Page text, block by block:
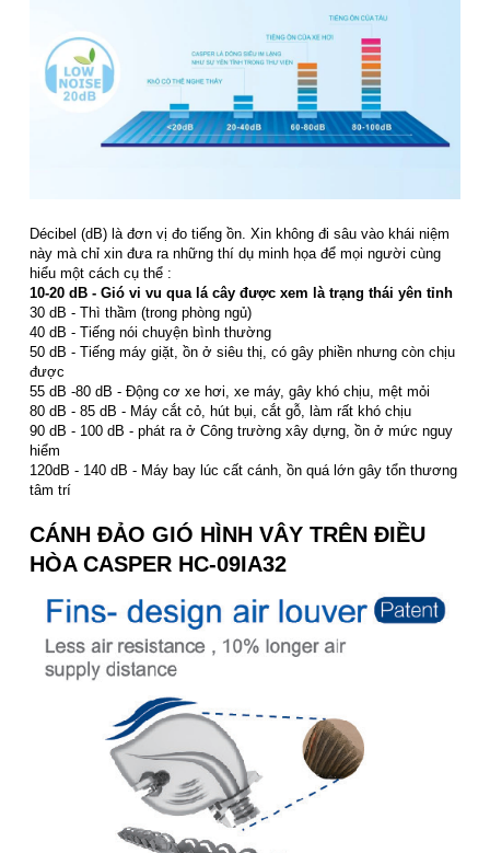
Décibel (dB) là đơn vị đo tiếng ồn. Xin không đi sâu vào khái niệm
này mà chỉ xin đưa ra những thí dụ minh họa để mọi người cùng
hiểu một cách cụ thể :
10-20 dB - Gió vi vu qua lá cây được xem là trạng thái yên tỉnh
30 dB - Thì thầm (trong phòng ngủ)
40 dB - Tiếng nói chuyện bình thường
50 dB - Tiếng máy giặt, ồn ở siêu thị, có gây phiền nhưng còn chịu
được
55 dB -80 dB - Động cơ xe hơi, xe máy, gây khó chịu, mệt mỏi
80 dB - 85 dB - Máy cắt cỏ, hút bụi, cắt gỗ, làm rất khó chịu
90 dB - 100 dB - phát ra ở Công trường xây dựng, ồn ở mức nguy
hiểm
120dB - 140 dB - Máy bay lúc cất cánh, ồn quá lớn gây tổn thương
tâm trí
CÁNH ĐẢO GIÓ HÌNH VÂY TRÊN ĐIỀU
HÒA CASPER HC-09IA32